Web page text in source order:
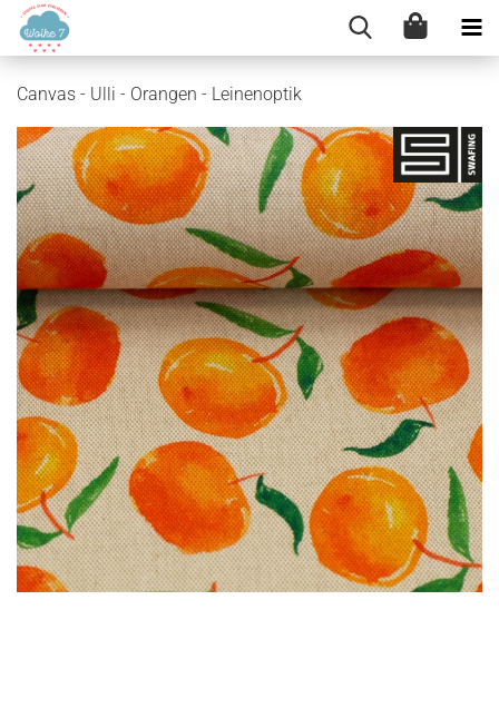
Canvas - Ulli - Orangen - Leinenoptik